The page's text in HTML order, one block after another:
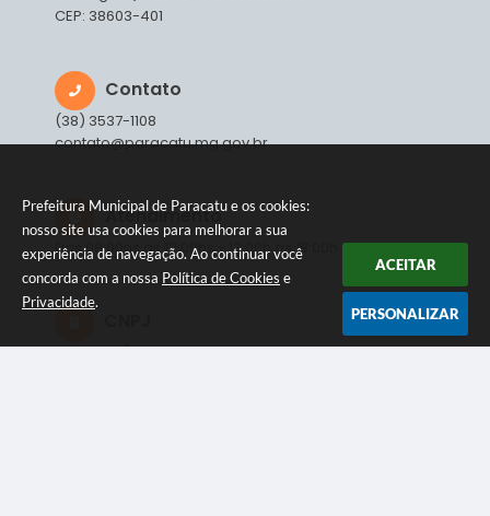
Prefeitura Municipal de Paracatu e os cookies:
nosso site usa cookies para melhorar a sua
experiência de navegação. Ao continuar você
concorda com a nossa Política de Cookies e
Privacidade.
ACEITAR
PERSONALIZAR
CEP: 38603-401
Contato
(38) 3537-1108
contato@paracatu.mg.gov.br
Atendimento
Das 08:00hs às 12:00hs - 13:00h às 18:00h
18.278.051/0001-45